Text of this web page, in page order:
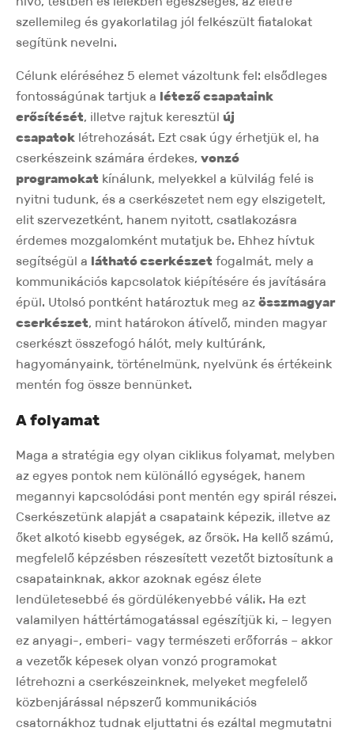
szellemileg és gyakorlatilag jól felkészült fiatalokat
segítünk nevelni.
Célunk eléréséhez 5 elemet vázoltunk fel: elsődleges
fontosságúnak tartjuk a létező csapataink
erősítését, illetve rajtuk keresztül új
csapatok létrehozását. Ezt csak úgy érhetjük el, ha
cserkészeink számára érdekes, vonzó
programokat kínálunk, melyekkel a külvilág felé is
nyitni tudunk, és a cserkészetet nem egy elszigetelt,
elit szervezetként, hanem nyitott, csatlakozásra
érdemes mozgalomként mutatjuk be. Ehhez hívtuk
segítségül a látható cserkészet fogalmát, mely a
kommunikációs kapcsolatok kiépítésére és javítására
épül. Utolsó pontként határoztuk meg az összmagyar
cserkészet, mint határokon átívelő, minden magyar
cserkészt összefogó hálót, mely kultúránk,
hagyományaink, történelmünk, nyelvünk és értékeink
mentén fog össze bennünket.
A folyamat
Maga a stratégia egy olyan ciklikus folyamat, melyben
az egyes pontok nem különálló egységek, hanem
megannyi kapcsolódási pont mentén egy spirál részei.
Cserkészetünk alapját a csapataink képezik, illetve az
őket alkotó kisebb egységek, az őrsök. Ha kellő számú,
megfelelő képzésben részesített vezetőt biztosítunk a
csapatainknak, akkor azoknak egész élete
lendületesebbé és gördülékenyebbé válik. Ha ezt
valamilyen háttértámogatással egészítjük ki, – legyen
ez anyagi-, emberi- vagy természeti erőforrás – akkor
a vezetők képesek olyan vonzó programokat
létrehozni a cserkészeinknek, melyeket megfelelő
közbenjárással népszerű kommunikációs
csatornákhoz tudnak eljuttatni és ezáltal megmutatni